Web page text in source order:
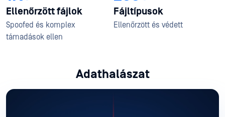
Ellenőrzött fájlok
Spoofed és komplex
támadások ellen
Fájltípusok
Ellenőrzött és védett
Adathalászat